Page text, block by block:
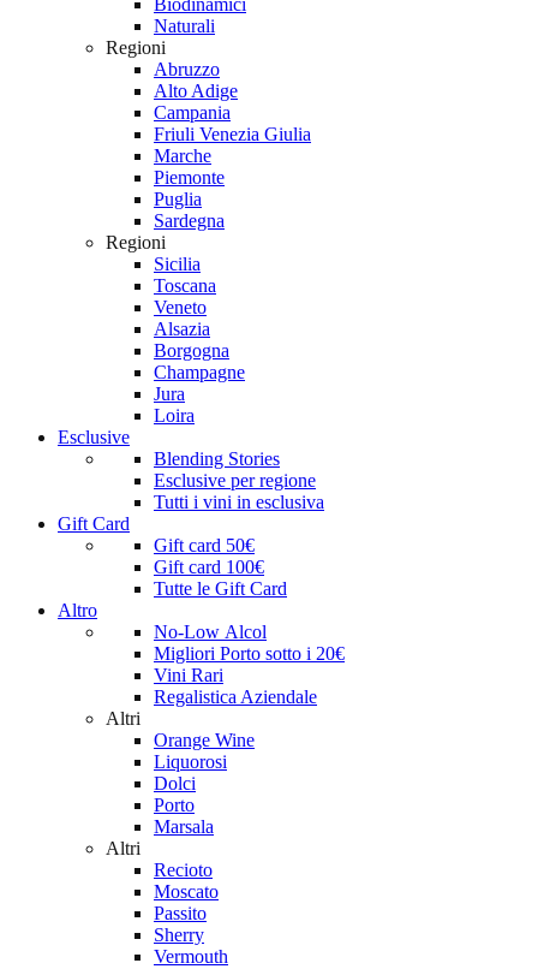
Biodinamici
Naturali
Regioni
Abruzzo
Alto Adige
Campania
Friuli Venezia Giulia
Marche
Piemonte
Puglia
Sardegna
Regioni
Sicilia
Toscana
Veneto
Alsazia
Borgogna
Champagne
Jura
Loira
Esclusive
Blending Stories
Esclusive per regione
Tutti i vini in esclusiva
Gift Card
Gift card 50€
Gift card 100€
Tutte le Gift Card
Altro
No-Low Alcol
Migliori Porto sotto i 20€
Vini Rari
Regalistica Aziendale
Altri
Orange Wine
Liquorosi
Dolci
Porto
Marsala
Altri
Recioto
Moscato
Passito
Sherry
Vermouth